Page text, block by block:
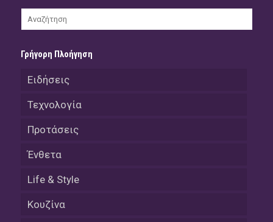
Γρήγορη Πλοήγηση
Ειδήσεις
Τεχνολογία
Προτάσεις
Ένθετα
Life & Style
Κουζίνα